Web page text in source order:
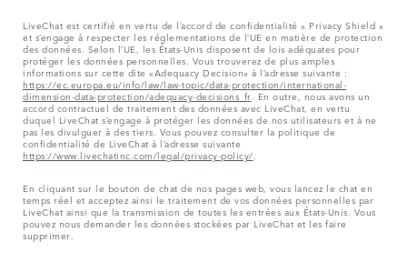
LiveChat est certifié en vertu de l’accord de confidentialité « Privacy Shield »
et s’engage à respecter les réglementations de l’UE en matière de protection
des données. Selon l’UE, les États-Unis disposent de lois adéquates pour
protéger les données personnelles. Vous trouverez de plus amples
informations sur cette dite «Adequacy Decision» à l’adresse suivante :
https://ec.europa.eu/info/law/law-topic/data-protection/international-
dimension-data-protection/adequacy-decisions_fr . En outre, nous avons un
accord contractuel de traitement des données avec LiveChat, en vertu
duquel LiveChat s’engage à protéger les données de nos utilisateurs et à ne
pas les divulguer à des tiers. Vous pouvez consulter la politique de
confidentialité de LiveChat à l’adresse suivante
https://www.livechatinc.com/legal/privacy-policy/
En cliquant sur le bouton de chat de nos pages web, vous lancez le chat en
temps réel et acceptez ainsi le traitement de vos données personnelles par
LiveChat ainsi que la transmission de toutes les entrées aux États-Unis. Vous
pouvez nous demander les données stockées par LiveChat et les faire
supprimer.